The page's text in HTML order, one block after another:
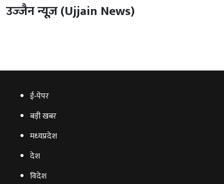
उज्‍जैन न्यूज़ (Ujjain News)
ई‑पेपर
बड़ी खबर
मध्‍यप्रदेश
देश
विदेश